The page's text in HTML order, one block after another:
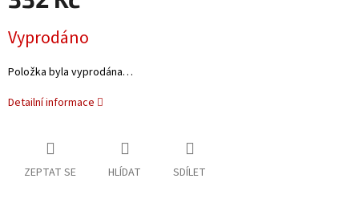
cena:
Vyprodáno
Položka byla vyprodána…
Detailní informace
ZEPTAT SE HLÍDAT SDÍLET